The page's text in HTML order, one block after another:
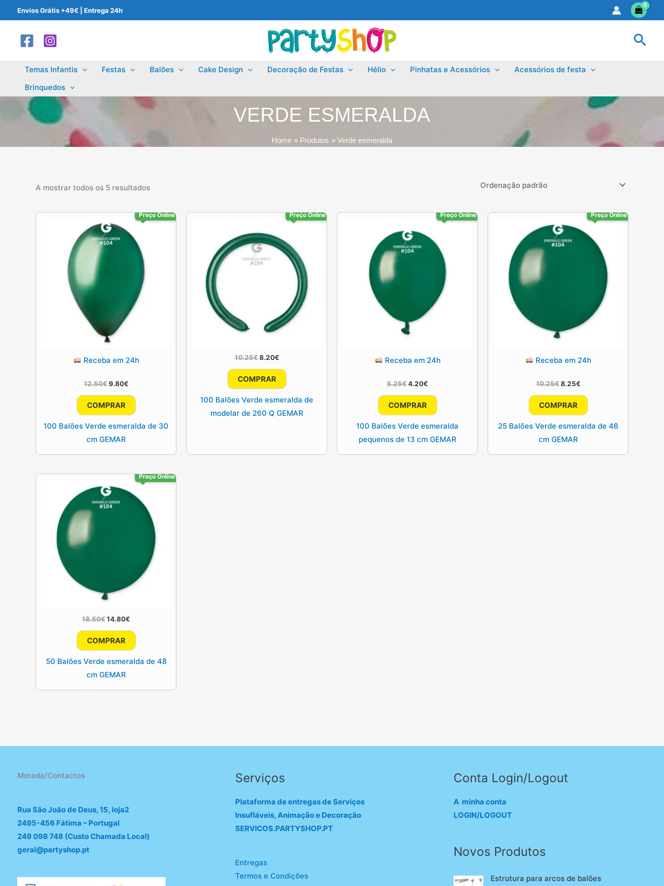
to
content
Envios Grátis +49€ | Entrega 24h
Temas Infantis Festas Balões Cake Design Decoração de Festas Hélio Pinhatas e Acessórios
Acessórios de festa
Brinquedos
VERDE ESMERALDA
Home Produtos Verde esmeralda
A mostrar todos os 5 resultados
Preço Online
Receba em 24h
12.50€ O
era:
12.50€.
9.80€O
atual
9.80€.
COMPRAR
100 Balões Verde esmeralda de 30
cm GEMAR
Preço Online
10.25€ O
era:
10.25€.
8.20€O
atual
8.20€.
COMPRAR
100 Balões Verde esmeralda de
modelar de 260 Q GEMAR
Preço Online
Receba em 24h
5.25€O
era:
5.25€.
4.20€O
atual
4.20€.
COMPRAR
100 Balões Verde esmeralda
pequenos de 13 cm GEMAR
Preço Online
Receba em 24h
10.25€ O
era:
10.25€.
8.25€O
atual
8.25€.
COMPRAR
25 Balões Verde esmeralda de 48
cm GEMAR
Preço Online
18.50€O
era:
18.50€.
14.80€O
atual
é:
14.80€.
COMPRAR
50 Balões Verde esmeralda de 48
cm GEMAR
Morada/Contactos
Rua São João de Deus, 15, loja2
2495-456 Fátima – Portugal
249 098 748 (Custo Chamada Local)
geral@partyshop.pt
Serviços
Plataforma de entregas de Serviços
Insufláveis, Animação e Decoração
SERVICOS.PARTYSHOP.PT
Entregas
Termos e Condições
Conta Login/Logout
A minha conta
LOGIN/LOGOUT
Novos Produtos
Estrutura para arcos de balões